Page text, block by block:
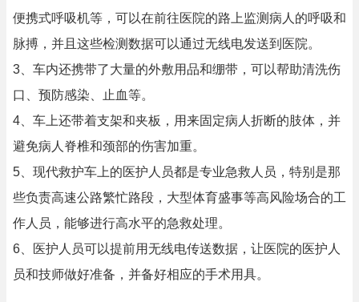
便携式呼吸机等，可以在前往医院的路上监测病人的呼吸和
脉搏，并且这些检测数据可以通过无线电发送到医院。
3、车内还携带了大量的外敷用品和绷带，可以帮助清洗伤
口、预防感染、止血等。
4、车上还带着支架和夹板，用来固定病人折断的肢体，并
避免病人脊椎和颈部的伤害加重。
5、现代救护车上的医护人员都是专业急救人员，特别是那
些负责高速公路繁忙路段，大型体育盛事等高风险场合的工
作人员，能够进行高水平的急救处理。
6、医护人员可以提前用无线电传送数据，让医院的医护人
员和技师做好准备，并备好相应的手术用具。